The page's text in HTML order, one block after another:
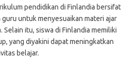
pendidikan di Finlandia bersifat
untuk menyesuaikan materi ajar
itu, siswa di Finlandia memiliki
yang diyakini dapat meningkatkan
belajar.